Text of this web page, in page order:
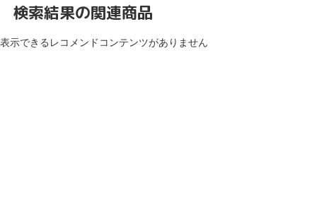
検索結果の関連商品
表示できるレコメンドコンテンツがありません